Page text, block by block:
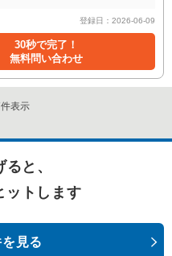
登録日：2026-06-09
30秒で完了！
無料問い合わせ
件表示
と、
ットします
見る